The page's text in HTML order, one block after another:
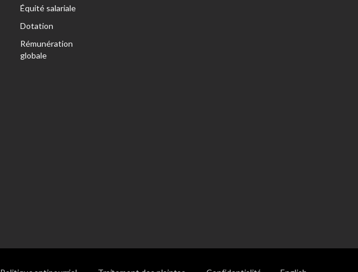
Équité salariale
Dotation
Rémunération
globale